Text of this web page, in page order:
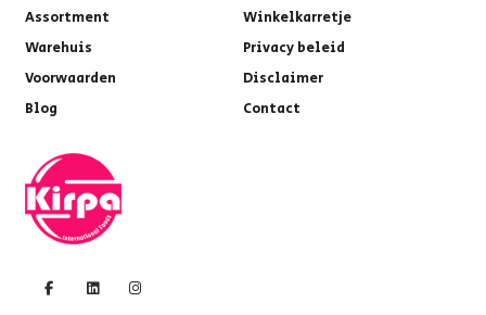
Assortment
Winkelkarretje
Warehuis
Privacy beleid
Voorwaarden
Disclaimer
Blog
Contact